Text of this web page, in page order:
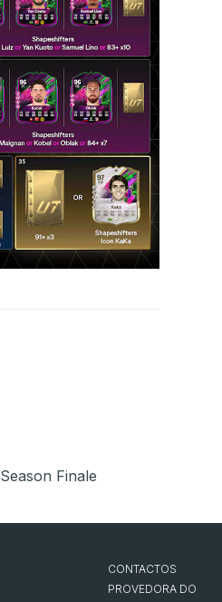
Season Finale
CONTACTOS
PROVEDORA DO